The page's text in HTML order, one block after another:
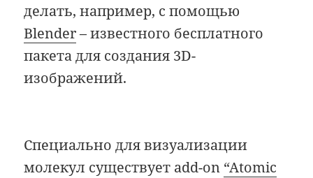
делать, например, с помощью
Blender– известного бесплатного
пакета для создания 3D-
изображений.
Специально для визуализации
молекул существует add-on “Atomic